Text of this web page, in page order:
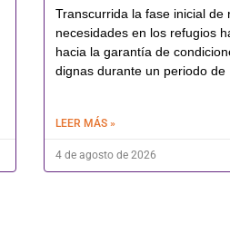
Transcurrida la fase inicial de
necesidades en los refugios
hacia la garantía de
dignas durante un periodo de
LEER MÁS »
4 de agosto de 2026